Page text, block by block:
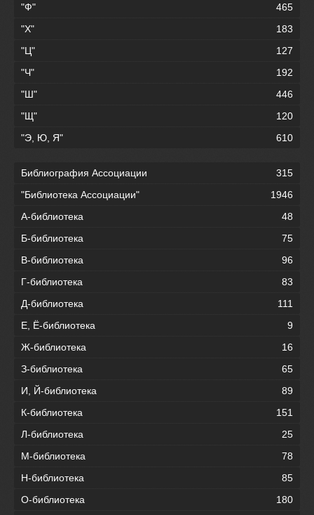
"Ф"
465
"Х"
183
"Ц"
127
"Ч"
192
"Ш"
446
"Щ"
120
"Э, Ю, Я"
610
Библиография Ассоциации
315
"Библиотека Ассоциации"
1946
А-библиотека
48
Б-библиотека
75
В-библиотека
96
Г-библиотека
83
Д-библиотека
111
Е, Ё-библиотека
9
Ж-библиотека
16
З-библиотека
65
И, Й-библиотека
89
К-библиотека
151
Л-библиотека
25
М-библиотека
78
Н-библиотека
85
О-библиотека
180